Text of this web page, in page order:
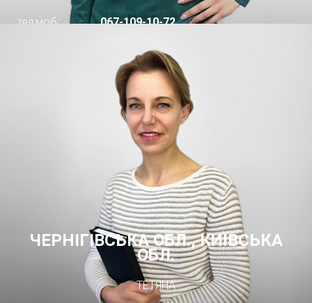
тел.моб.: 067-109-10-72
ЧЕРНІГІВСЬКА ОБЛ., КИЇВСЬКА
ОБЛ.
ТЕТЯНА